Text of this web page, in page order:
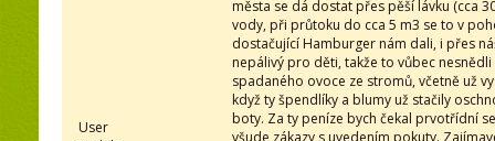
User
města se dá dostat přes pěší lávku (cca
vody, při průtoku do cca 5 m3 se to v
dostačující Hamburger nám dali, i přes
nepálivý pro děti, takže to vůbec
spadaného ovoce ze stromů, včetně už
když ty špendlíky a blumy už stačily
boty. Za ty peníze bych čekal prvotřídní